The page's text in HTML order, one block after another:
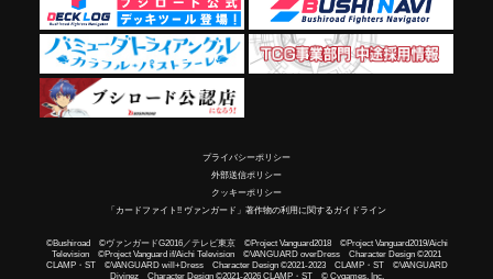
プライバシーポリシー
外部送信ポリシー
クッキーポリシー
「カードファイト!! ヴァンガード」著作物の利用に関するガイドライン
©Bushiroad ©ヴァンガードG2016／テレビ東京 ©Project Vanguard2018 ©Project Vanguard2019/Aichi
Television ©Project Vanguard if/Aichi Television ©VANGUARD overDress Character Design ©2021
CLAMP・ST ©VANGUARD will+Dress Character Design ©2021-2023 CLAMP・ST ©VANGUARD
Divinez Character Design ©2021-2026 CLAMP・ST © Cygames, Inc.